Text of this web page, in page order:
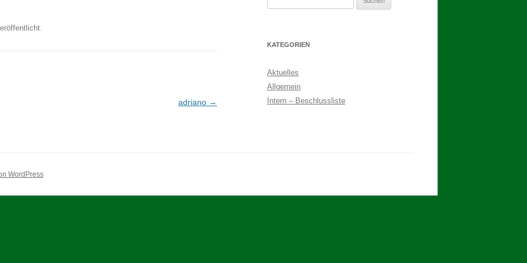
2017
1. TAG DES SCHÜTZENFESTES
adriano →
KATEGORIEN
Aktuelles
Allgemein
Intern – Beschlussliste
WordPress